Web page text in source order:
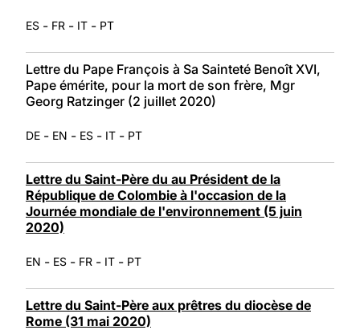
ES - FR - IT - PT
Lettre du Pape François à Sa Sainteté Benoît XVI,
Pape émérite, pour la mort de son frère, Mgr
Georg Ratzinger (2 juillet 2020)
DE - EN - ES - IT - PT
Lettre du Saint-Père du au Président de la
République de Colombie à l'occasion de la
Journée mondiale de l'environnement (5 juin
2020)
EN - ES - FR - IT - PT
Lettre du Saint-Père aux prêtres du diocèse de
Rome (31 mai 2020)